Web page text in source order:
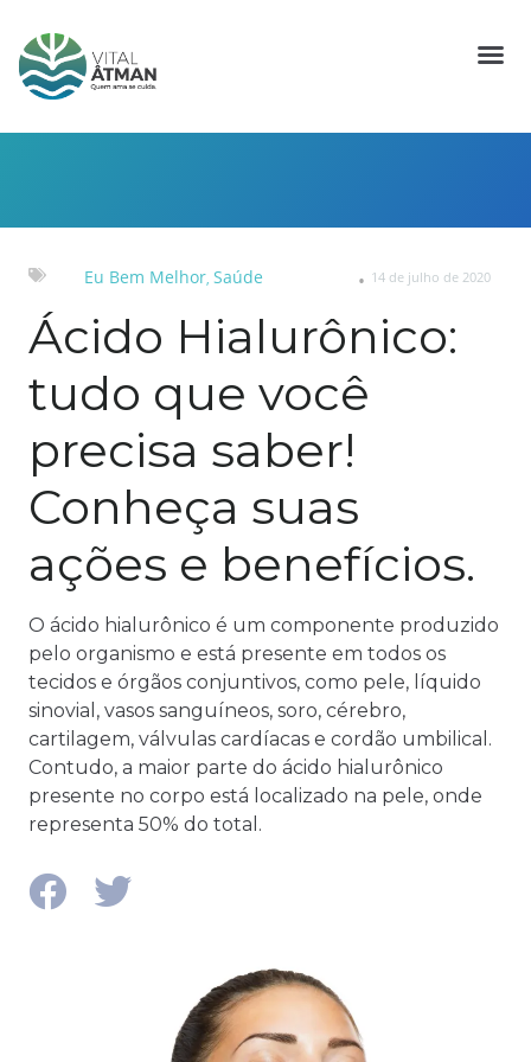
Eu Bem Melhor, Saúde 14 de julho de 2020
Ácido Hialurônico:
tudo que você
precisa saber!
Conheça suas
ações e benefícios.
O ácido hialurônico é um componente produzido
pelo organismo e está presente em todos os
tecidos e órgãos conjuntivos, como pele, líquido
sinovial, vasos sanguíneos, soro, cérebro,
cartilagem, válvulas cardíacas e cordão umbilical.
Contudo, a maior parte do ácido hialurônico
presente no corpo está localizado na pele, onde
representa 50% do total.